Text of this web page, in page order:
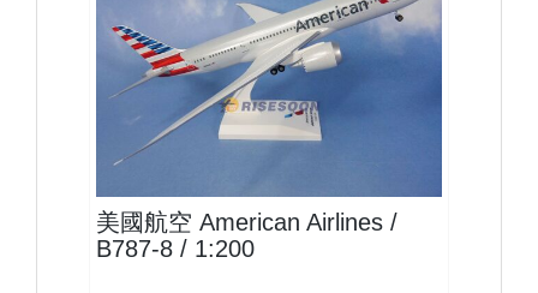
AAL20B788P02
美國航空 American Airlines /
B787-8 / 1:200